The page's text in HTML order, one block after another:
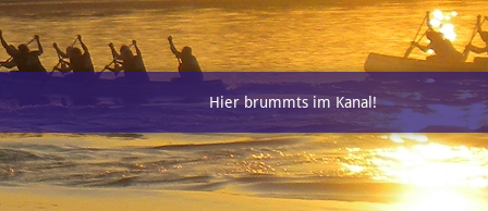
Hier brummts im Kanal!